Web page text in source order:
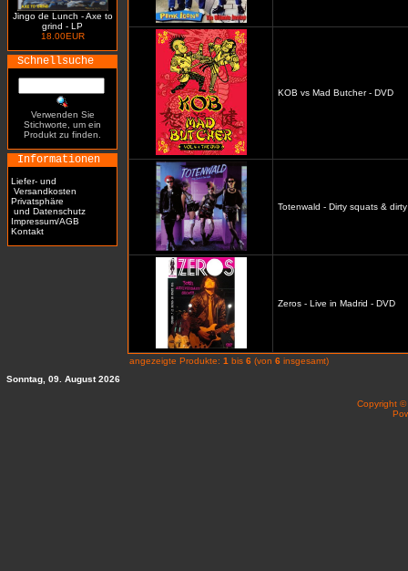
Jingo de Lunch - Axe to
grind - LP
18.00EUR
Schnellsuche
Verwenden Sie
Stichworte, um ein
Produkt zu finden.
Informationen
Liefer- und
Versandkosten
Privatsphäre
und Datenschutz
Impressum/AGB
Kontakt
KOB vs Mad Butcher - DVD
Totenwald - Dirty squats &
Zeros - Live in Madrid - DVD
angezeigte Produkte: 1 bis 6 (von 6 insgesamt)
Sonntag, 09. August 2026
Copyright